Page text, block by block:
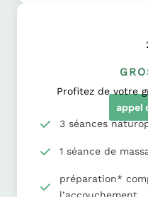
Profitez de votre
appel
3 séances
1 séance de
préparation*